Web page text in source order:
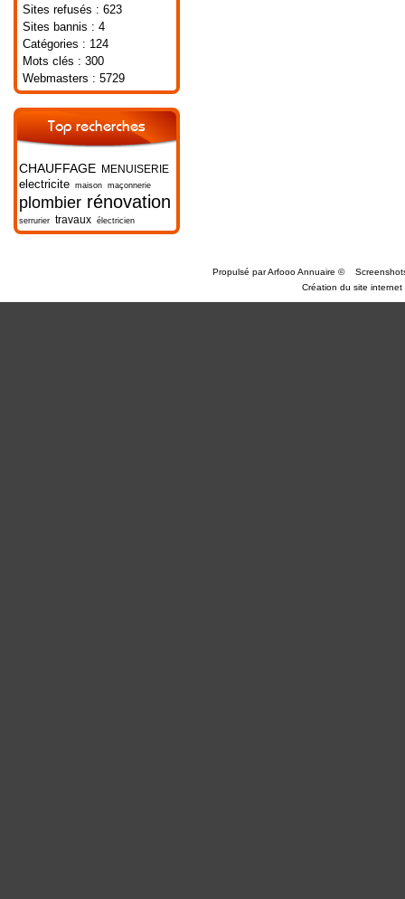
Sites refusés : 623
Sites bannis : 4
Catégories : 124
Mots clés : 300
Webmasters : 5729
Top recherches
CHAUFFAGE MENUISERIE
electricite maison maçonnerie
plombier rénovation
serrurier travaux électricien
Propulsé parArfooo Annuaire ©
Création du site internet